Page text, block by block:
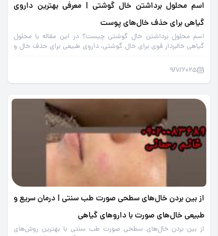
اسم محلول برداشتن خال گوشتی | معرفی بهترین داروی
گیاهی برای حذف خال‌های پوست
اسم محلول برداشتن خال گوشتی چیست؟ در این مقاله با محلول
گیاهی خالبردار قوی برای خال گوشتی، داروی طبیعی برای حذف خال و
9/7/2025
از بین بردن خال‌های سطحی صورت طب سنتی | درمان سریع و
طبیعی خال‌های صورت با داروهای گیاهی
از بین بردن خال‌های سطحی صورت طب سنتی با بهترین روش‌های